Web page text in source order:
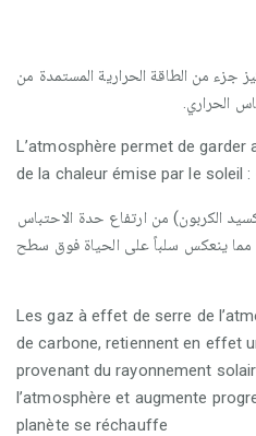
من الطاقة الحرارية المستمدة من
الحراري.
L’atmosphère permet de garder
de la chaleur émise par le soleil :
الكربون) من ارتفاع حدة الاحتباس
مما ينعكس سلباً على الحياة فوق سطح
Les gaz à effet de serre de
de carbone, retiennent en effet
provenant du rayonnement
l’atmosphère et augmente
planète se réchauffe